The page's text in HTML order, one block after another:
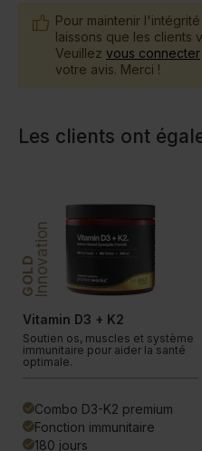
Pour maintenir
laissons que les clients
Veuillez vous connecter
votre avis. Merci !
Les clients ont
GOLDInnovation
Vitamin D3 + K2
Soutien os, muscles et système
immunitaire pour aider la santé
optimale.
doneCombo D3-K2 premium
doneFonction immunitaire
done180 jours